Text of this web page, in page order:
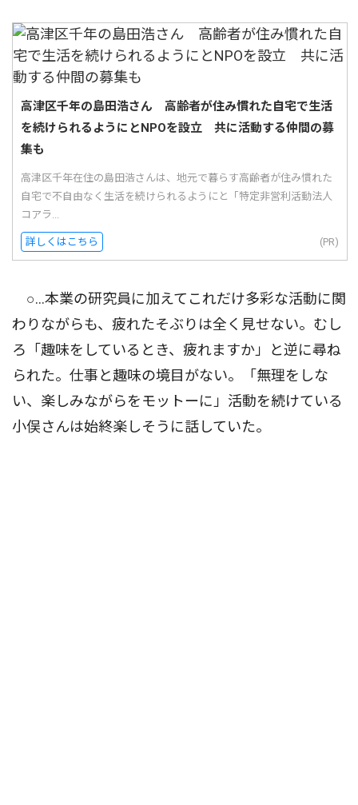
高津区千年の島田浩さん 高齢者が住み慣れた自宅で生活
を続けられるようにとNPOを設立 共に活動する仲間の募
集も
高津区千年在住の島田浩さんは、地元で暮らす高齢者が住み慣れた
自宅で不自由なく生活を続けられるようにと「特定非営利活動法人
コアラ...
詳しくはこちら (PR)
○…本業の研究員に加えてこれだけ多彩な活動に関
わりながらも、疲れたそぶりは全く見せない。むし
ろ「趣味をしているとき、疲れますか」と逆に尋ね
られた。仕事と趣味の境目がない。「無理をしな
い、楽しみながらをモットーに」活動を続けている
小俣さんは始終楽しそうに話していた。